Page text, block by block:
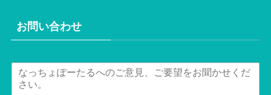
お問い合わせ